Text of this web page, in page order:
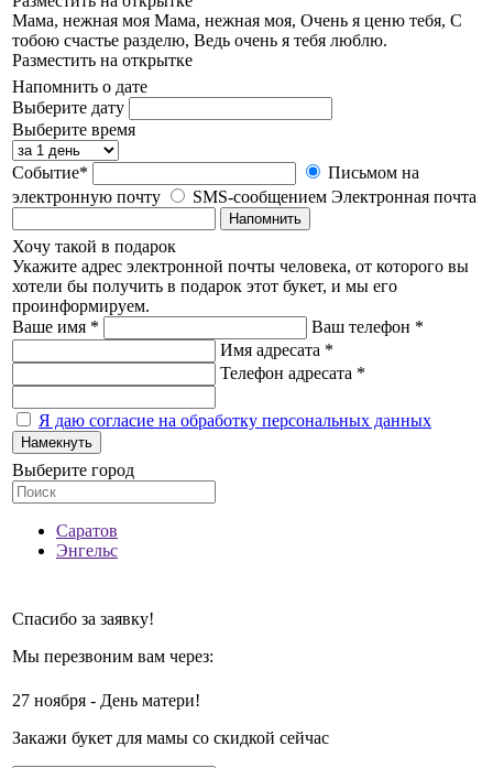
Мама, нежная моя Мама, нежная моя, Очень я ценю тебя, С
тобою счастье разделю, Ведь очень я тебя люблю.
Разместить на открытке
Напомнить о дате
Выберите дату
Выберите время
Событие*
Письмом на
электронную почту
SMS-сообщением Электронная почта
Напомнить
Хочу такой в подарок
Укажите адрес электронной почты человека, от которого вы
хотели бы получить в подарок этот букет, и мы его
проинформируем.
Ваше имя *
Ваш телефон *
Имя адресата *
Телефон адресата *
Я даю согласие на обработку персональных данных
Намекнуть
Выберите город
Саратов
Энгельс
Спасибо за заявку!
Мы перезвоним вам через:
27 ноября - День матери!
Закажи букет для мамы со скидкой сейчас